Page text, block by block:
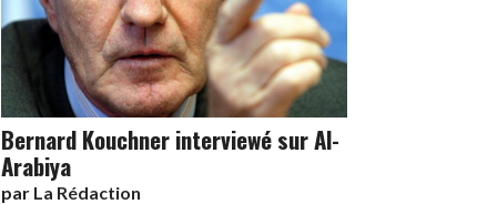
Bernard Kouchner interviewé sur Al-
Arabiya
par La Rédaction